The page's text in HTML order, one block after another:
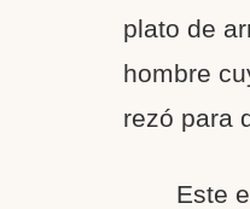
plato de
hombre
rezó para
Este